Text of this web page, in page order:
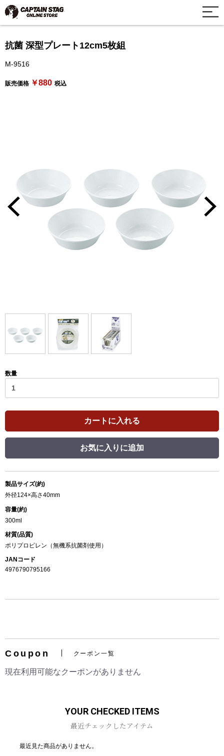
抗菌 深型プレート12cm5枚組
M-9516
販売価格 ￥880 税込
数量
カートに入れる
お気に入りに追加
製品サイズ(約)
外径124×高さ40mm
容量(約)
300ml
材質(品質)
ポリプロピレン（無機系抗菌剤使用）
JANコード
4976790795166
Coupon クーポン一覧
現在利用可能なクーポンがありません
YOUR CHECKED ITEMS
最近チェックしたアイテム
最近見た商品がありません。